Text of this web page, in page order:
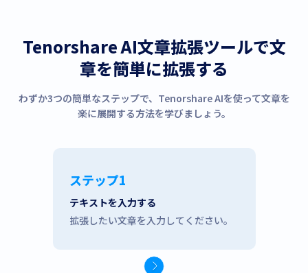
Tenorshare AI文章拡張ツールで文
章を簡単に拡張する
わずか3つの簡単なステップで、Tenorshare AIを使って文章を
楽に展開する方法を学びましょう。
ステップ1
テキストを入力する
拡張したい文章を入力してください。